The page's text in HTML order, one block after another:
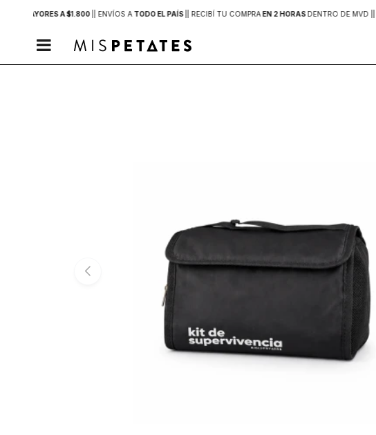
MAYORES A $1.800 | ENVÍOS A TODO EL PAÍS | RECIBÍ TU COMPRAEN 2 HORASDENTRO DE MVD |
